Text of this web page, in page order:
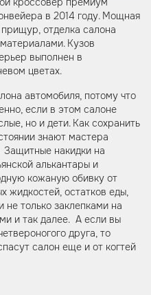
в 2014 году. Мощная
отделка салона
Кузов
выполнен в
цветах.
автомобиля, потому что
если в этом салоне
но и дети. Как сохранить
знают мастера
Защитные накидки на
алькантары и
кожаную обивку от
жидкостей, остатков еды,
только заклепками на
и так далее. А если вы
друга, то
салон еще и от когтей